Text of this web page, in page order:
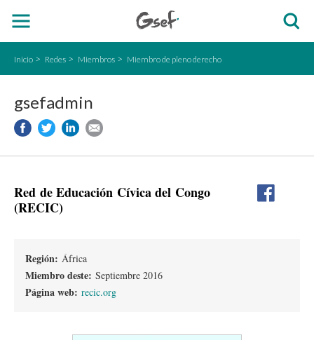
Inicio Redes Miembros Miembro de pleno derecho
gsefadmin
Red de Educación Cívica del Congo
(RECIC)
Región: África
Miembro deste: Septiembre 2016
Página web: recic.org